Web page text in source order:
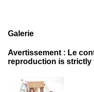
Galerie
Avertissement : Le
reproduction is strictly